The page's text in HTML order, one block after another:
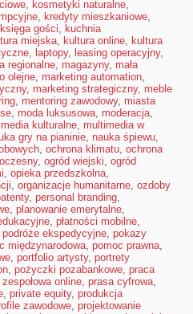
, kosmetyki naturalne,
, kredyty mieszkaniowe,
księga gości, kuchnia
miejska, kultura online, kultura
, laptopy, leasing operacyjny,
regionalne, magazyny, mała
olejne, marketing automation,
, marketing strategiczny, meble
, mentoring zawodowy, miasta
, moda luksusowa, moderacja,
kulturalne, multimedia w
gry na pianinie, nauka śpiewu,
, ochrona klimatu, ochrona
, ogród wiejski, ogród
, opieka przedszkolna,
, organizacje humanitarne, ozdoby
, personal branding,
, planowanie emerytalne,
, płatności mobilne,
podróże ekspedycyjne, pokazy
międzynarodowa, pomoc prawna,
, portfolio artysty, portrety
, pożyczki pozabankowe, praca
online, prasa cyfrowa,
, private equity, produkcja
zawodowe, projektowanie